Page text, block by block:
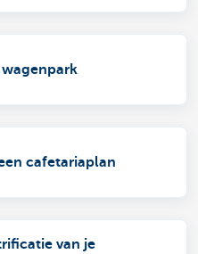
cafetariaplan
van je